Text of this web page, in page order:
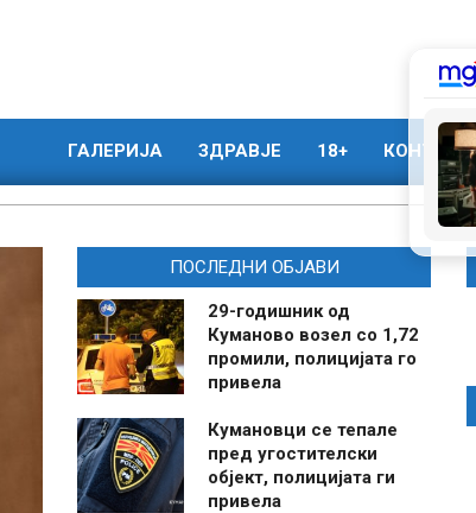
ГАЛЕРИЈА ЗДРАВЈЕ 18+ КОНТАКТ
ПОСЛЕДНИ ОБЈАВИ
29-годишник од
Куманово возел со 1,72
промили, полицијата го
привела
Кумановци се тепале
пред угостителски
објект, полицијата ги
привела